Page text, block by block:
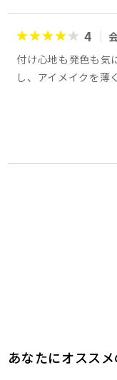
4
付け心地も発色も気
し、アイメイクを薄
あなたにオスス